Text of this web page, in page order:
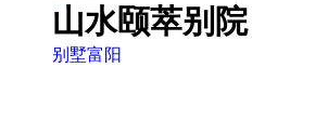
山水颐萃别院
别墅富阳